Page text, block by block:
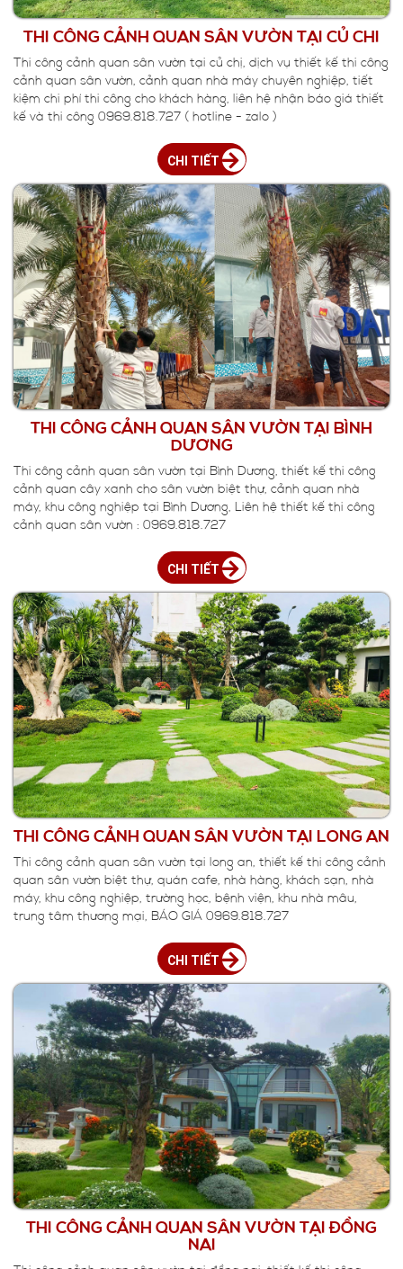
THI CÔNG CẢNH QUAN SÂN VƯỜN TẠI CỦ CHI
Thi công cảnh quan sân vườn tại củ chị, dịch vụ thiết kế thi công
cảnh quan sân vườn, cảnh quan nhà máy chuyên nghiệp, tiết
kiệm chi phí thi công cho khách hàng, liên hệ nhận báo giá thiết
kế và thi công 0969.818.727 ( hotline - zalo )
CHI TIẾT
THI CÔNG CẢNH QUAN SÂN VƯỜN TẠI BÌNH
DƯƠNG
Thi công cảnh quan sân vườn tại Bình Dương, thiết kế thi công
cảnh quan cây xanh cho sân vườn biệt thự, cảnh quan nhà
máy, khu công nghiệp tại Bình Dương, Liên hệ thiết kế thi công
cảnh quan sân vườn : 0969.818.727
CHI TIẾT
THI CÔNG CẢNH QUAN SÂN VƯỜN TẠI LONG AN
Thi công cảnh quan sân vườn tại long an, thiết kế thi công cảnh
quan sân vườn biệt thự, quán cafe, nhà hàng, khách sạn, nhà
máy, khu công nghiệp, trường học, bệnh viện, khu nhà mẫu,
trung tâm thương mại, BÁO GIÁ 0969.818.727
CHI TIẾT
THI CÔNG CẢNH QUAN SÂN VƯỜN TẠI ĐỒNG
NAI